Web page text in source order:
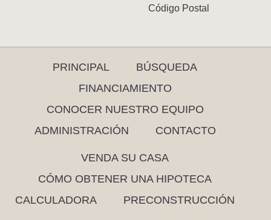
Código Postal
PRINCIPAL
BÚSQUEDA
FINANCIAMIENTO
CONOCER NUESTRO EQUIPO
ADMINISTRACIÓN
CONTACTO
VENDA SU CASA
CÓMO OBTENER UNA HIPOTECA
CALCULADORA
PRECONSTRUCCIÓN